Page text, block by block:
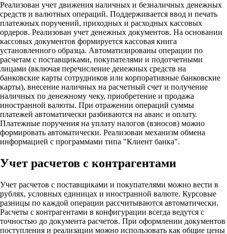
Реализован учет движения наличных и безналичных денежных
средств и валютных операций. Поддерживается ввод и печать
платежных поручений, приходных и расходных кассовых
ордеров. Реализован учет денежных документов. На основании
кассовых документов формируется кассовая книга
установленного образца. Автоматизированы операции по
расчетам с поставщиками, покупателями и подотчетными
лицами (включая перечисление денежных средств на
банковские карты сотрудников или корпоративные банковские
карты), внесение наличных на расчетный счет и получение
наличных по денежному чеку, приобретение и продажа
иностранной валюты. При отражении операций суммы
платежей автоматически разбиваются на аванс и оплату.
Платежные поручения на уплату налогов (взносов) можно
формировать автоматически. Реализован механизм обмена
информацией с программами типа "Клиент банка".
Учет расчетов с контрагентами
Учет расчетов с поставщиками и покупателями можно вести в
рублях, условных единицах и иностранной валюте. Курсовые
разницы по каждой операции рассчитываются автоматически.
Расчеты с контрагентами в конфигурации всегда ведутся с
точностью до документа расчетов. При оформлении документов
поступления и реализации можно использовать как общие цены